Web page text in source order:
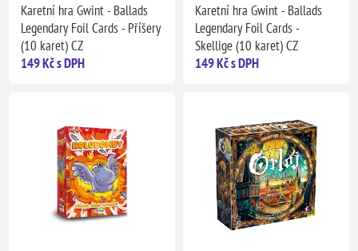
Karetní hra Gwint - Ballads
Legendary Foil Cards - Příšery
(10 karet) CZ
149 Kč s DPH
Karetní hra Gwint - Ballads
Legendary Foil Cards -
Skellige (10 karet) CZ
149 Kč s DPH